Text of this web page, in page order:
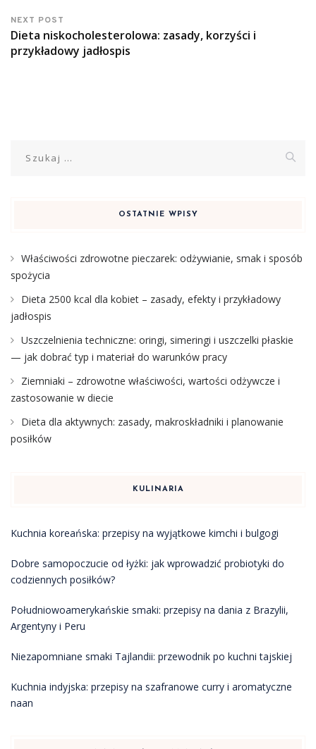
NEXT POST
Dieta niskocholesterolowa: zasady, korzyści i
przykładowy jadłospis
OSTATNIE WPISY
Właściwości zdrowotne pieczarek: odżywianie, smak i sposób
spożycia
Dieta 2500 kcal dla kobiet – zasady, efekty i przykładowy
jadłospis
Uszczelnienia techniczne: oringi, simeringi i uszczelki płaskie
— jak dobrać typ i materiał do warunków pracy
Ziemniaki – zdrowotne właściwości, wartości odżywcze i
zastosowanie w diecie
Dieta dla aktywnych: zasady, makroskładniki i planowanie
posiłków
KULINARIA
Kuchnia koreańska: przepisy na wyjątkowe kimchi i bulgogi
Dobre samopoczucie od łyżki: jak wprowadzić probiotyki do
codziennych posiłków?
Południowoamerykańskie smaki: przepisy na dania z Brazylii,
Argentyny i Peru
Niezapomniane smaki Tajlandii: przewodnik po kuchni tajskiej
Kuchnia indyjska: przepisy na szafranowe curry i aromatyczne
naan